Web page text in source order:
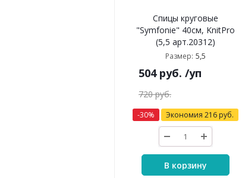
Спицы круговые
"Symfonie" 40см, KnitPro
(5,5 арт.20312)
Размер: 5,5
504руб. /уп
720руб.
-30% Экономия 216 руб.
В корзину